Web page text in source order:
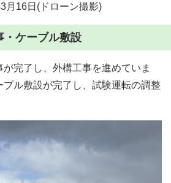
月16日(ドローン撮影)
・ケーブル敷設
完了し、外構工事を進めていま
ル敷設が完了し、試験運転の調整